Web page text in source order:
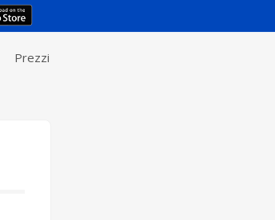
Prezzi